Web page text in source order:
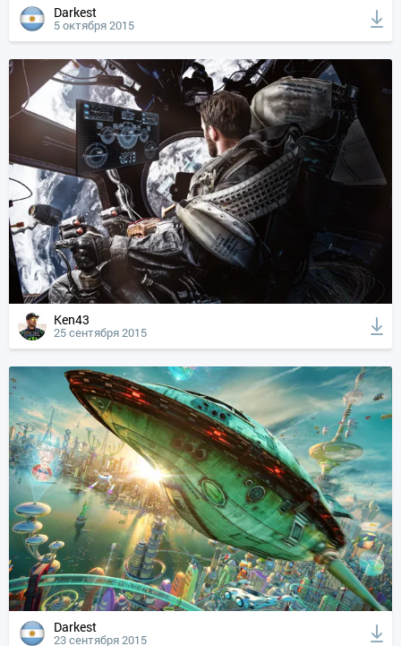
Darkest
5 октября 2015
Ken43
25 сентября 2015
Darkest
23 сентября 2015